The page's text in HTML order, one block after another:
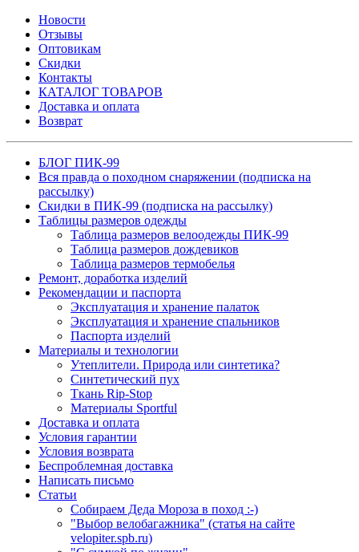
Новости
Отзывы
Оптовикам
Скидки
Контакты
КАТАЛОГ ТОВАРОВ
Доставка и оплата
Возврат
БЛОГ ПИК-99
Вся правда о походном снаряжении (подписка на
рассылку)
Скидки в ПИК-99 (подписка на рассылку)
Таблицы размеров одежды
Таблица размеров велоодежды ПИК-99
Таблица размеров дождевиков
Таблица размеров термобелья
Ремонт, доработка изделий
Рекомендации и паспорта
Эксплуатация и хранение палаток
Эксплуатация и хранение спальников
Паспорта изделий
Материалы и технологии
Утеплители. Природа или синтетика?
Синтетический пух
Ткань Rip-Stop
Материалы Sportful
Доставка и оплата
Условия гарантии
Условия возврата
Беспроблемная доставка
Написать письмо
Статьи
Собираем Деда Мороза в поход :-)
"Выбор велобагажника" (статья на сайте
velopiter.spb.ru)